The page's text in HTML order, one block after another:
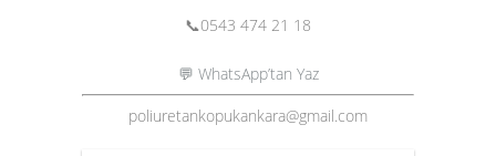
📞0543 474 21 18
💬 WhatsApp’tan Yaz
poliuretankopukankara@gmail.com